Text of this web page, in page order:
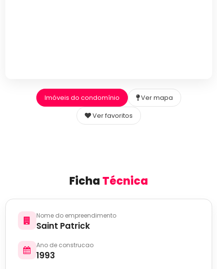
Imóveis do condomínio
Ver mapa
Ver favoritos
FichaTécnica
Nome do empreendimento
Saint Patrick
Ano de construcao
1993